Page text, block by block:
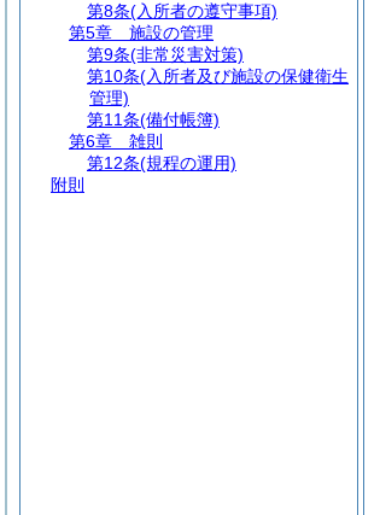
第8条(入所者の遵守事項)
第5章
施設の管理
第9条(非常災害対策)
第10条(入所者及び施設の保健衛生
管理)
第11条(備付帳簿)
第6章
雑則
第12条(規程の運用)
附則